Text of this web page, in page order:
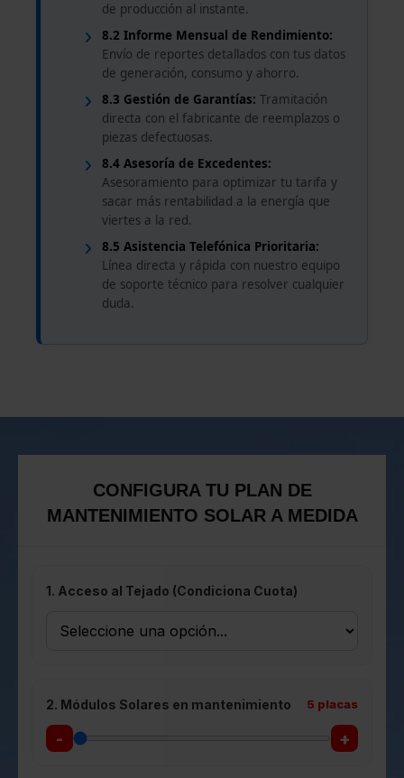
de producción al instante.
8.2 Informe Mensual de Rendimiento:
Envío de reportes detallados con tus datos
de generación, consumo y ahorro.
8.3 Gestión de Garantías: Tramitación
directa con el fabricante de reemplazos o
piezas defectuosas.
8.4 Asesoría de Excedentes:
Asesoramiento para optimizar tu tarifa y
sacar más rentabilidad a la energía que
viertes a la red.
8.5 Asistencia Telefónica Prioritaria:
Línea directa y rápida con nuestro equipo
de soporte técnico para resolver cualquier
duda.
CONFIGURA TU PLAN DE
MANTENIMIENTO SOLAR A MEDIDA
1. Acceso al Tejado (Condiciona Cuota)
2. Módulos Solares en mantenimiento 5 placas
- +